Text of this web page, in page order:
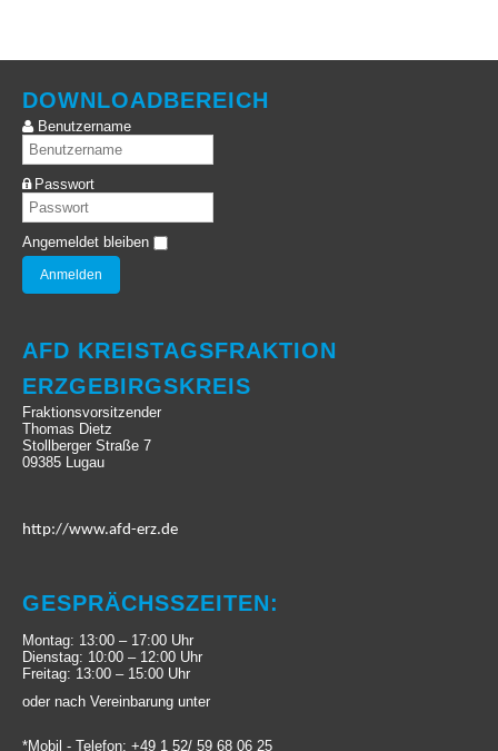
DOWNLOADBEREICH
Benutzername
Passwort
Angemeldet bleiben
AFD KREISTAGSFRAKTION
ERZGEBIRGSKREIS
Fraktionsvorsitzender
Thomas Dietz
Stollberger Straße 7
09385 Lugau
http://www.afd-erz.de
GESPRÄCHSSZEITEN:
Montag: 13:00 – 17:00 Uhr
Dienstag: 10:00 – 12:00 Uhr
Freitag: 13:00 – 15:00 Uhr
oder nach Vereinbarung unter
*Mobil - Telefon: +49 1 52/ 59 68 06 25